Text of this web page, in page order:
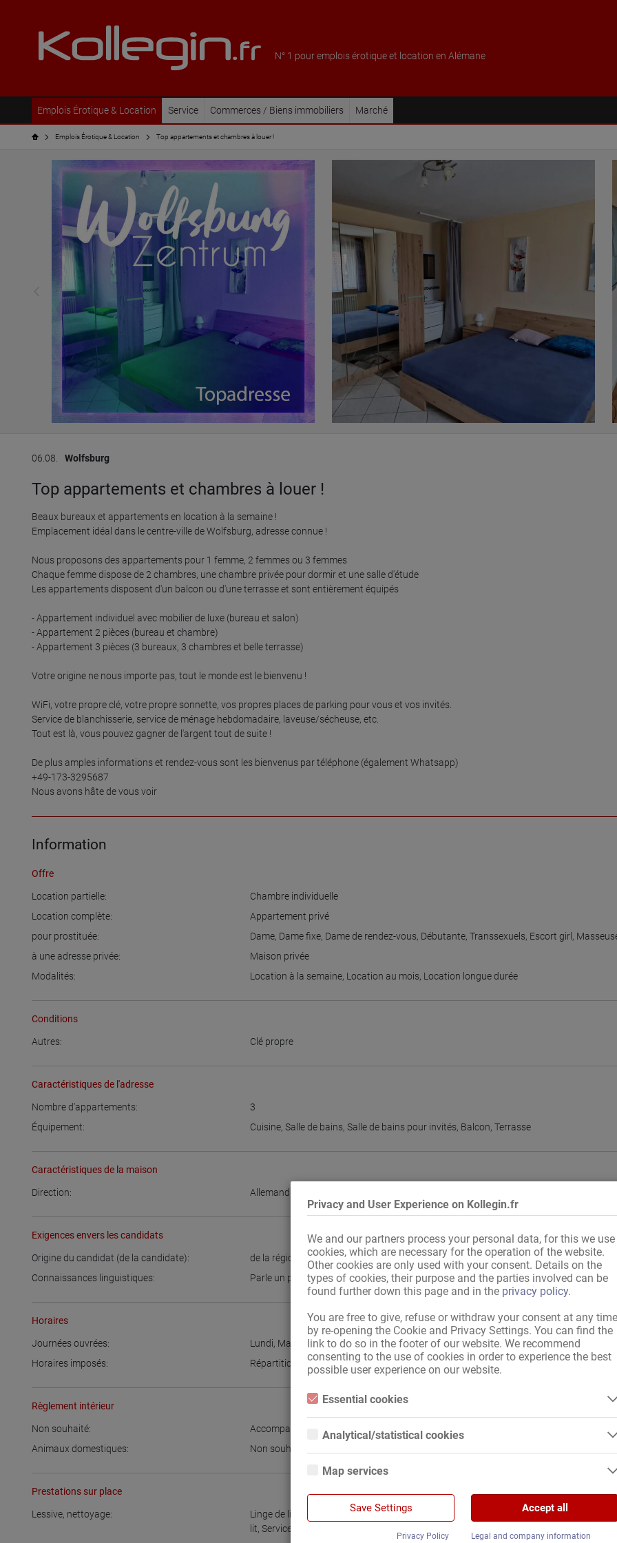
Privacy and User Experience on Kollegin.fr
We and our partners process your personal data, for this we use
cookies, which are necessary for the operation of the website.
Other cookies are only used with your consent. Details on the
types of cookies, their purpose and the parties involved can be
found further down this page and in the privacy policy.
You are free to give, refuse or withdraw your consent at any time
by re-opening the Cookie and Privacy Settings. You can find the
link to do so in the footer of our website. We recommend
consenting to the use of cookies in order to experience the best
possible user experience on our website.
Essential cookies
Essential cookies are all cookies necessary for the operation of the
properly without these cookies.
Analytical/statistical cookies
Analytical or statistical cookies are cookies that are used to analyze
website owners understand how visitors interact with websites by
Google Analytics
about Google Analytics and the cookies used can be found at the
Map services
When you use Google Maps on our website, information about your use
of this site and your IP address may be transmitted to and stored on a
server in the United States.
Save Settings Accept all
Privacy Policy Legal and company information
N° 1 pour emplois érotique et location en Alémane
Emplois Érotique & Location Service Commerces / Biens immobiliers Marché
Emplois Érotique & Location Top appartements et chambres à louer !
06.08. Wolfsburg
Top appartements et chambres à louer !
Beaux bureaux et appartements en location à la semaine !
Emplacement idéal dans le centre-ville de Wolfsburg, adresse connue !
Nous proposons des appartements pour 1 femme, 2 femmes ou 3 femmes
Chaque femme dispose de 2 chambres, une chambre privée pour dormir et une salle d'étude
Les appartements disposent d'un balcon ou d'une terrasse et sont entièrement équipés
- Appartement individuel avec mobilier de luxe (bureau et salon)
- Appartement 2 pièces (bureau et chambre)
- Appartement 3 pièces (3 bureaux, 3 chambres et belle terrasse)
Votre origine ne nous importe pas, tout le monde est le bienvenu !
WiFi, votre propre clé, votre propre sonnette, vos propres places de parking pour vous et vos invités.
Service de blanchisserie, service de ménage hebdomadaire, laveuse/sécheuse, etc.
Tout est là, vous pouvez gagner de l'argent tout de suite !
De plus amples informations et rendez-vous sont les bienvenus par téléphone (également Whatsapp)
+49-173-3295687
Information
Offre
Location partielle:
Chambre individuelle
Location complète:
Appartement privé
pour prostituée:
Dame, Dame fixe, Dame de rendez-vous, Débutante,Transsexuels, Escort girl ,
à une adresse privée:
Maison privée
Modalités:
Location à la semaine, Location au mois, Location longue durée
Conditions
Autres: Clé propre
Caractéristiques de l'adresse
Nombre d'appartements:
3
Équipement:
Cuisine,Salle de bains,Salle de bains pour invités, Balcon,Terrasse
Caractéristiques de la maison
Direction: Allemand
Exigences envers les candidats
Origine du candidat (de la candidate): de la région Allemagne ,Pays UE,international, avec papiers
Connaissances linguistiques:
Parle un peu allemand
Horaires
Journées ouvrées: Lundi, Mardi Mercredi,Jeudi,Vendredi,Samedi,Dimanche
Horaires imposés:
Répartition flexible du temps
Règlement intérieur
Non souhaité:
Accompagnement masculin
Animaux domestiques:
Non souhaités
Prestations sur place
Lessive, nettoyage: Linge de lit disponible Serviettes disponibles Service de nettoyage hebdomadaire
lit,Service linge de bain